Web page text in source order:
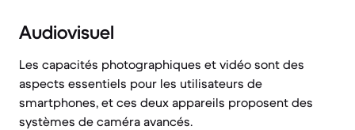
Audiovisuel
Les capacités photographiques et vidéo sont des
aspects essentiels pour les utilisateurs de
smartphones, et ces deux appareils proposent des
systèmes de caméra avancés.